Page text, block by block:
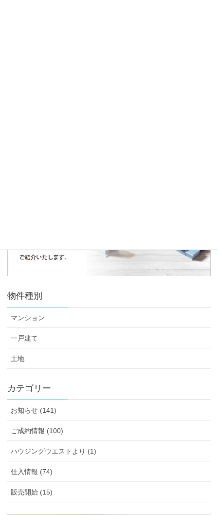
物件種別
マンション
一戸建て
土地
カテゴリー
お知らせ (141)
ご成約情報 (100)
ハウジングウエストより (1)
仕入情報 (74)
販売開始 (15)